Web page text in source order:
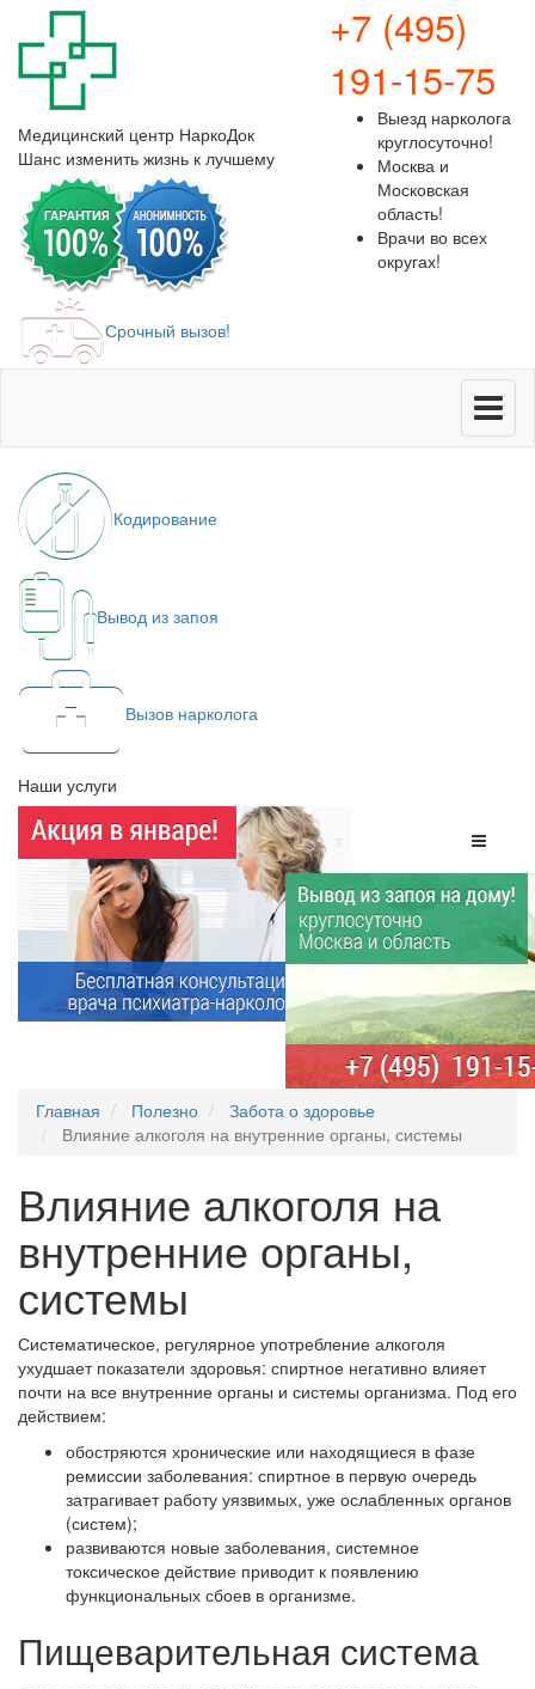
Медицинский центр НаркоДок
Шанс изменить жизнь к лучшему
+7 (495)
191-15-75
Выезд нарколога
круглосуточно!
Москва и
Московская
область!
Врачи во всех
округах!
Срочный вызов!
Меню
Кодирование
Вывод из запоя
Вызов нарколога
Наши услуги
Меню
Главная Полезно
Забота о здоровье
Влияние алкоголя на внутренние органы, системы
Влияние алкоголя на
внутренние органы,
системы
Систематическое, регулярное употребление алкоголя
ухудшает показатели здоровья: спиртное негативно влияет
почти на все внутренние органы и системы организма. Под его
действием:
обостряются хронические или находящиеся в фазе
ремиссии заболевания: спиртное в первую очередь
затрагивает работу уязвимых, уже ослабленных органов
(систем);
развиваются новые заболевания, системное
токсическое действие приводит к появлению
функциональных сбоев в организме.
Пищеварительная система